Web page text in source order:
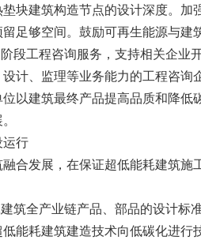
块建筑构造节点的设计深度。
足够空间。鼓励可再生能源与建
段工程咨询服务，支持相关企
计、监理等业务能力的工程咨
以建筑最终产品提高品质和降
运行
合发展，在保证超低能耗建筑
筑全产业链产品、部品的设计
能耗建筑建造技术向低碳化进